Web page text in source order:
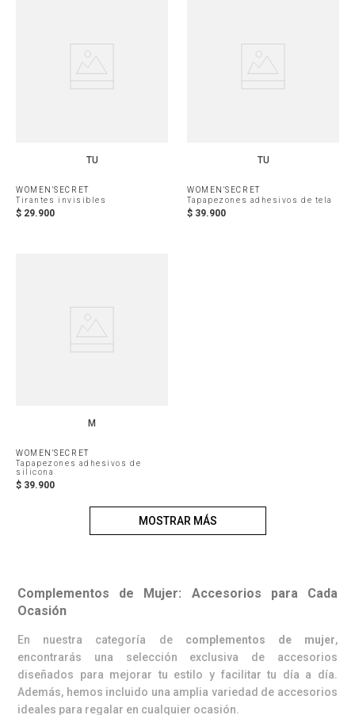
TU
WOMEN'SECRET
Tirantes invisibles
$ 29.900
TU
WOMEN'SECRET
Tapapezones adhesivos de tela
$ 39.900
M
WOMEN'SECRET
Tapapezones adhesivos de
silicona
$ 39.900
MOSTRAR MÁS
Complementos de Mujer: Accesorios para Cada
Ocasión
En nuestra categoría de complementos de mujer,
encontrarás una selección exclusiva de accesorios
diseñados para mejorar tu estilo y facilitar tu día a día.
Además, hemos incluido una amplia variedad de accesorios
ideales para regalar en cualquier ocasión.